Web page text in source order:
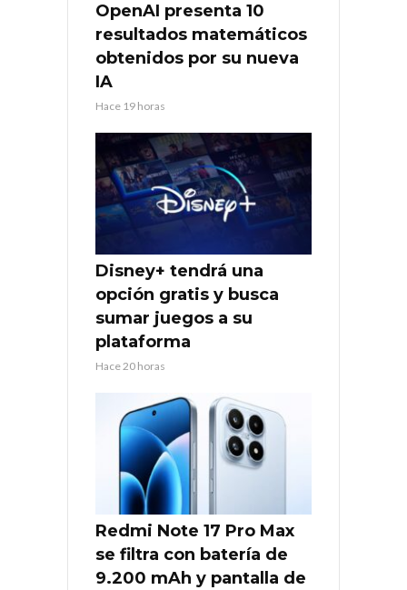
OpenAI presenta 10
resultados matemáticos
obtenidos por su nueva
IA
Hace 19 horas
Disney+ tendrá una
opción gratis y busca
sumar juegos a su
plataforma
Hace 20 horas
Redmi Note 17 Pro Max
se filtra con batería de
9.200 mAh y pantalla de